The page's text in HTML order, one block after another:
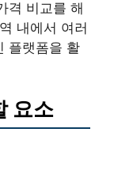
격 비교를 해
내에서 여러
플랫폼을 활
요소